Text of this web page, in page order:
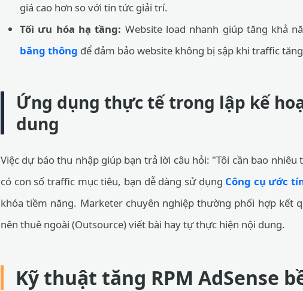
giá cao hơn so với tin tức giải trí.
Tối ưu hóa hạ tầng: Website load nhanh giúp tăng khả
băng thông để đảm bảo website không bị sập khi traffic
Ứng dụng thực tế trong lập kế
dung
Việc dự báo thu nhập giúp bạn trả lời câu hỏi: "Tôi cần bao
có con số traffic mục tiêu, bạn dễ dàng sử dụng Công cụ ước
khóa tiềm năng. Marketer chuyên nghiệp thường phối hợp kết
nên thuê ngoài (Outsource) viết bài hay tự thực hiện nội dung.
Kỹ thuật tăng RPM AdSense